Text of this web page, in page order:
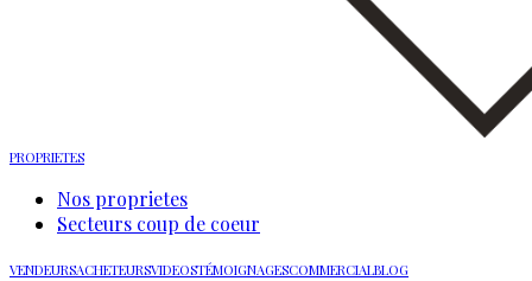
PROPRIETES
Nos proprietes
Secteurs coup de coeur
VENDEURSACHETEURSVIDEOSTÉMOIGNAGESCOMMERCIALBLOG